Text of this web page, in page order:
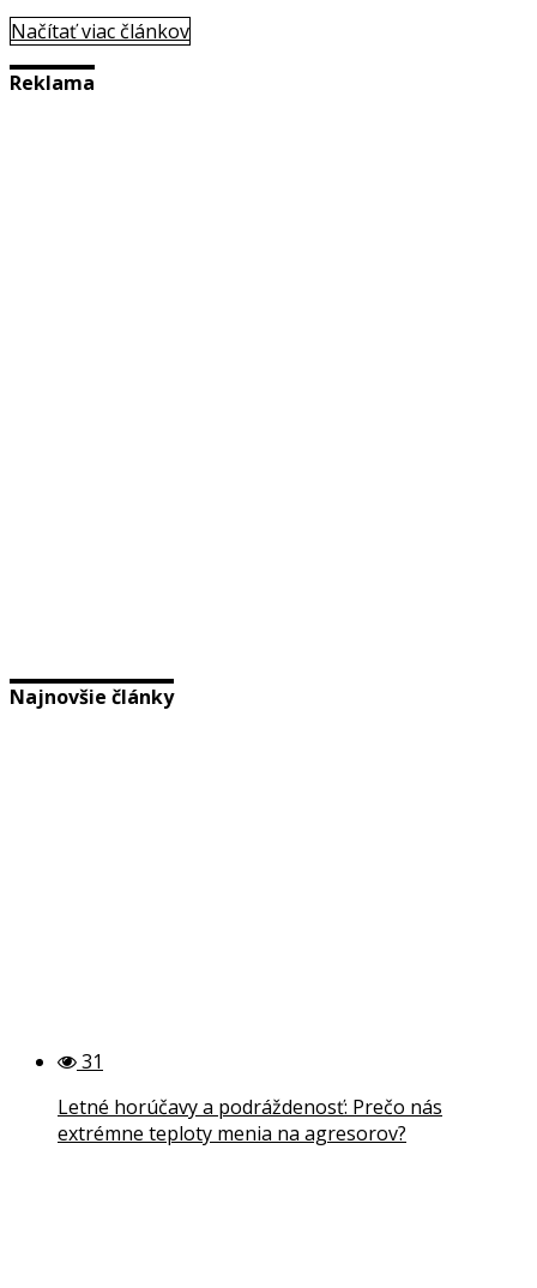
Načítať viac článkov
Reklama
Najnovšie články
31
Letné horúčavy a podráždenosť: Prečo nás
extrémne teploty menia na agresorov?